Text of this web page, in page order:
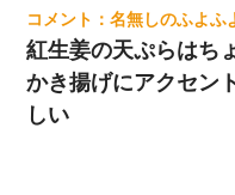
名無しのふよふ
紅生姜の天ぷらはち
かき揚げにアクセン
しい